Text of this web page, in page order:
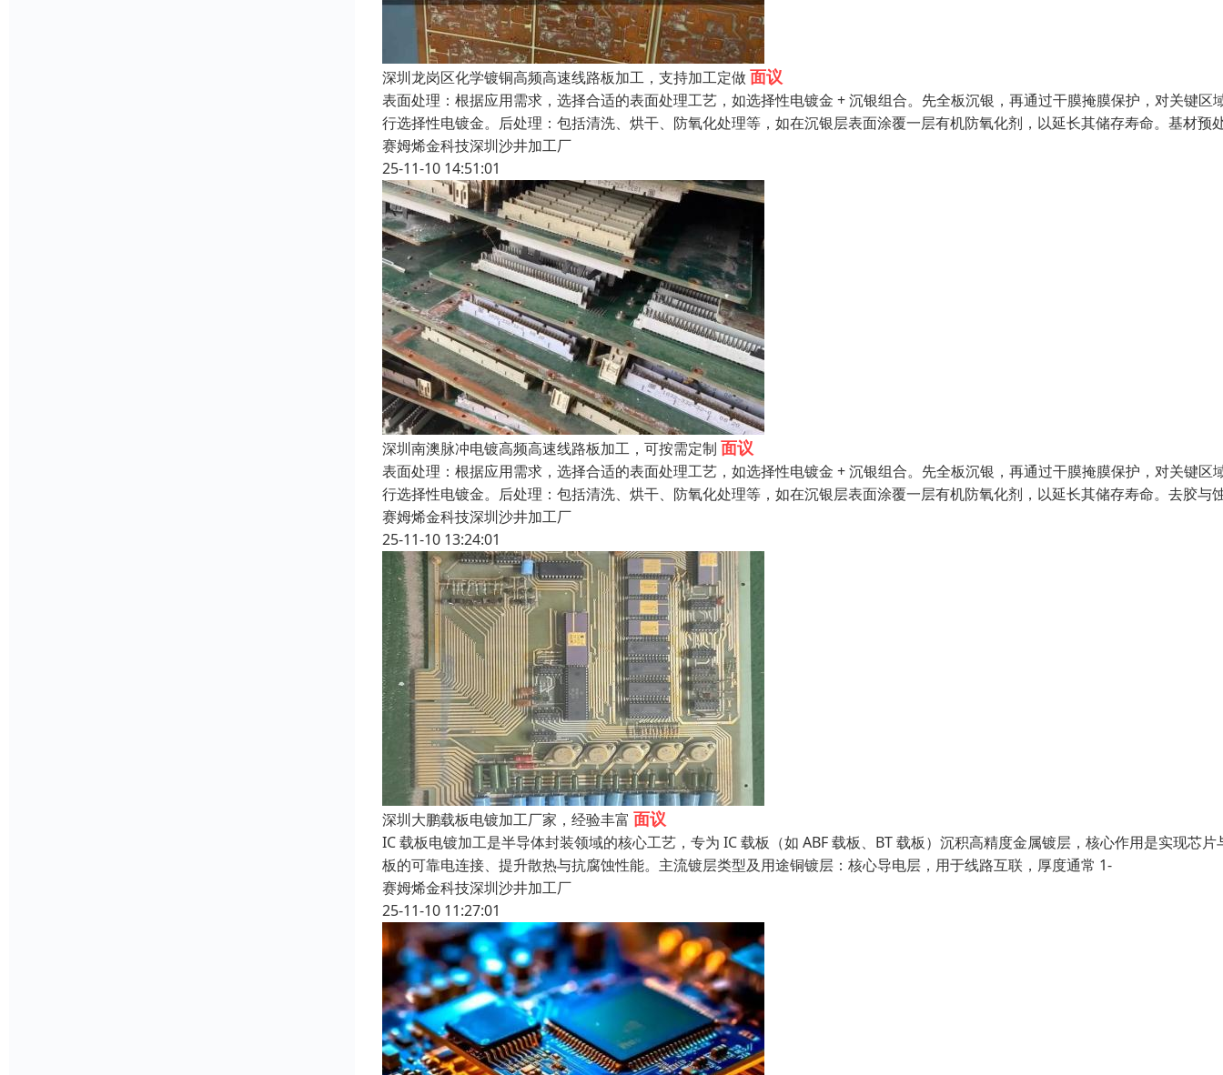
深圳龙岗区化学镀铜高频高速线路板加工，支持加工定做面议
表面处理：根据应用需求，选择合适的表面处理工艺，如选择性电镀金 + 沉银组合。先全板沉银，再通过干膜掩膜保护，对关键区
行选择性电镀金。后处理：包括清洗、烘干、防氧化处理等，如在沉银层表面涂覆一层有机防氧化剂，以延长其储存寿命。基材预
赛姆烯金科技深圳沙井加工厂
25-11-10 14:51:01
深圳南澳脉冲电镀高频高速线路板加工，可按需定制 面议
表面处理：根据应用需求，选择合适的表面处理工艺，如选择性电镀金 + 沉银组合。先全板沉银，再通过干膜掩膜保护，对关键区
行选择性电镀金。后处理：包括清洗、烘干、防氧化处理等，如在沉银层表面涂覆一层有机防氧化剂，以延长其储存寿命。去胶与
赛姆烯金科技深圳沙井加工厂
25-11-10 13:24:01
深圳大鹏载板电镀加工厂家，经验丰富 面议
IC 载板电镀加工是半导体封装领域的核心工艺，专为 IC 载板（如 ABF 载板、BT 载板）沉积高精度金属镀层，核心作用是实现芯片
板的可靠电连接、提升散热与抗腐蚀性能。主流镀层类型及用途铜镀层：核心导电层，用于线路互联，厚度通常 1-
赛姆烯金科技深圳沙井加工厂
25-11-10 11:27:01